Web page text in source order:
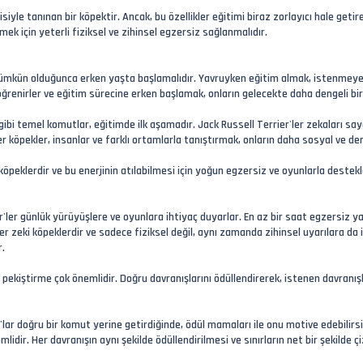
tanınan bir köpektir. Ancak, bu özellikler eğitimi biraz zorlayıcı hale
için yeterli fiziksel ve zihinsel egzersiz sağlanmalıdır.
olduğunca erken yaşta başlamalıdır. Yavruyken eğitim almak,
ve eğitim sürecine erken başlamak, onların gelecekte daha dengeli
temel komutlar, eğitimde ilk aşamadır. Jack Russell Terrier'ler zekaları
köpekler, insanlar ve farklı ortamlarla tanıştırmak, onların daha sosyal ve
ve bu enerjinin atılabilmesi için yoğun egzersiz ve oyunlarla
günlük yürüyüşlere ve oyunlara ihtiyaç duyarlar. En az bir saat egzersiz
zeki köpeklerdir ve sadece fiziksel değil, aynı zamanda zihinsel uyarılara
çok önemlidir. Doğru davranışlarını ödüllendirerek, istenen
doğru bir komut yerine getirdiğinde, ödül mamaları ile onu motive
Her davranışın aynı şekilde ödüllendirilmesi ve sınırların net bir